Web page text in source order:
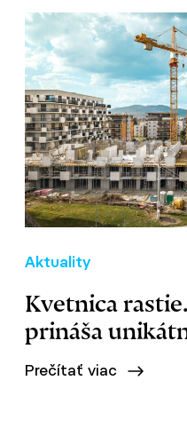
Aktuality
Kvetnica
prináša
Prečítať viac